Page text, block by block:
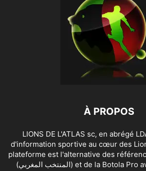
À PROPOS
LIONS DE L'ATLAS sc, en abrégé
d'information sportive au cœur des
plateforme est l'alternative des
(المنتخب المغربي) et de la Botola Pro avec un regard de